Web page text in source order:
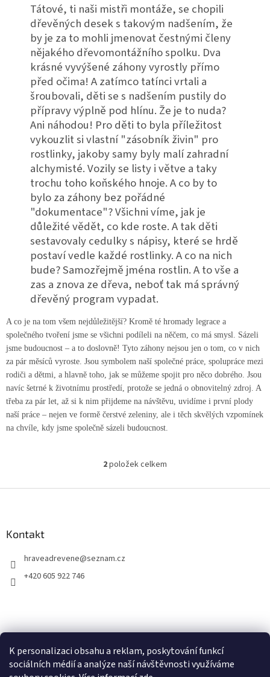
K personalizaci obsahu a reklam, poskytování funkcí
sociálních médií a analýze naší návštěvnosti využíváme
Tátové, ti naši mistři montáže, se chopili
dřevěných desek s takovým nadšením, že
by je za to mohli jmenovat čestnými členy
nějakého dřevomontážního spolku. Dva
krásné vyvýšené záhony vyrostly přímo
před očima! A zatímco tatínci vrtali a
šroubovali, děti se s nadšením pustily do
přípravy výplně pod hlínu. Že je to nuda?
Ani náhodou! Pro děti to byla příležitost
vykouzlit si vlastní "zásobník živin" pro
rostlinky, jakoby samy byly malí zahradní
alchymisté. Vozily se listy i větve a taky
trochu toho koňského hnoje. A co by to
bylo za záhony bez pořádné
"dokumentace"? Všichni víme, jak je
důležité vědět, co kde roste. A tak děti
sestavovaly cedulky s nápisy, které se hrdě
postaví vedle každé rostlinky. A co na nich
bude? Samozřejmě jména rostlin. A to vše a
zas a znova ze dřeva, neboť tak má správný
dřevěný program vypadat.
A co je na tom všem nejdůležitější? Kromě té hromady legrace a
společného tvoření jsme se všichni podíleli na něčem, co má smysl. Sázeli
jsme budoucnost – a to doslovně! Tyto záhony nejsou jen o tom, co v nich
za pár měsíců vyroste. Jsou symbolem naší společné práce, spolupráce mezi
rodiči a dětmi, a hlavně toho, jak se můžeme spojit pro něco dobrého. Jsou
navíc šetrné k životnímu prostředí, protože se jedná o obnovitelný zdroj. A
třeba za pár let, až si k nim přijdeme na návštěvu, uvidíme i první plody
naší práce – nejen ve formě čerstvé zeleniny, ale i těch skvělých vzpomínek
na chvíle, kdy jsme společně sázeli budoucnost.
O
l
ý
i
s
2položek celkem
Kontakt
hraveadrevene@seznam.cz
+420 605 922 746